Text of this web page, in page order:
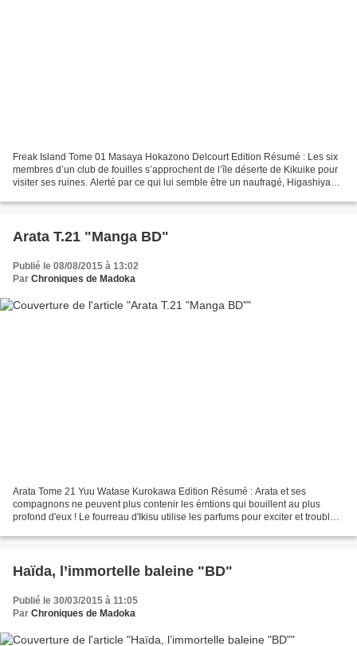
Freak Island Tome 01 Masaya Hokazono Delcourt Edition Résumé : Les six
membres d’un club de fouilles s’approchent de l’île déserte de Kikuike pour
visiter ses ruines. Alerté par ce qui lui semble être un naufragé, Higashiyama
Arata T.21 "Manga BD"
Publié le 08/08/2015 à 13:02
Par Chroniques de Madoka
Arata Tome 21 Yuu Watase Kurokawa Edition Résumé : Arata et ses
compagnons ne peuvent plus contenir les émtions qui bouillent au plus
profond d'eux ! Le fourreau d'Ikisu utilise les parfums pour exciter et troubler
Haïda, l’immortelle baleine "BD"
Publié le 30/03/2015 à 11:05
Par Chroniques de Madoka